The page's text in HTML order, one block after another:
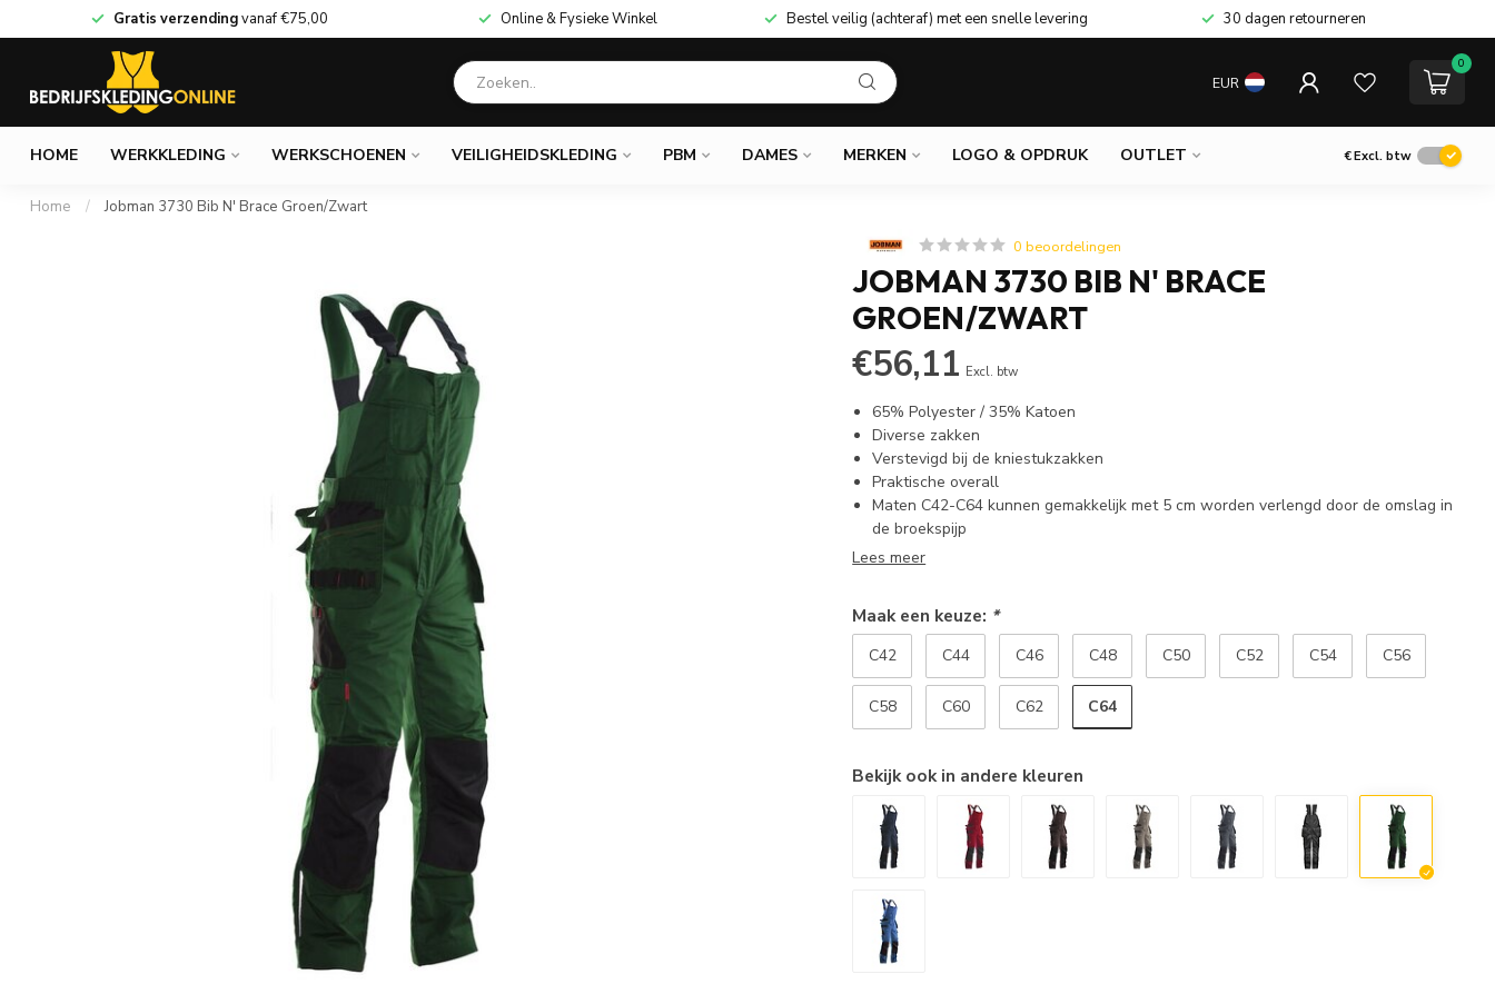
Gratis verzendingvanaf€75,00 Online & Fysieke Winkel Bestel veilig (achteraf) met een snelle levering 30 dagen retourneren
EUR
0
HOME WERKKLEDING WERKSCHOENEN VEILIGHEIDSKLEDING PBM DAMES MERKEN LOGO & OPDRUK OUTLET €Excl. btw
Home / Jobman 3730 Bib N' Brace Groen/Zwart
0 beoordelingen
JOBMAN 3730 BIB N' BRACE
GROEN/ZWART
€56,11 Excl. btw
65% Polyester / 35% Katoen
Diverse zakken
Verstevigd bij de kniestukzakken
Praktische overall
Maten C42-C64 kunnen gemakkelijk met 5 cm worden verlengd door de omslag in
de broekspijp
Lees meer
Maak een keuze: *
C42 C44 C46 C48 C50 C52 C54 C56
C58 C60 C62 C64
Bekijk ook in andere kleuren